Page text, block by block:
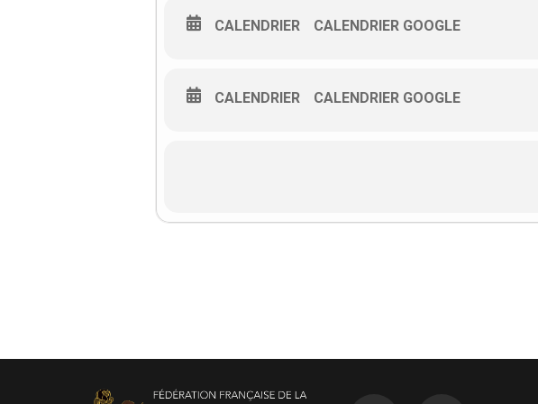
CALENDRIER CALENDRIER GOOGLE
CALENDRIER CALENDRIER GOOGLE